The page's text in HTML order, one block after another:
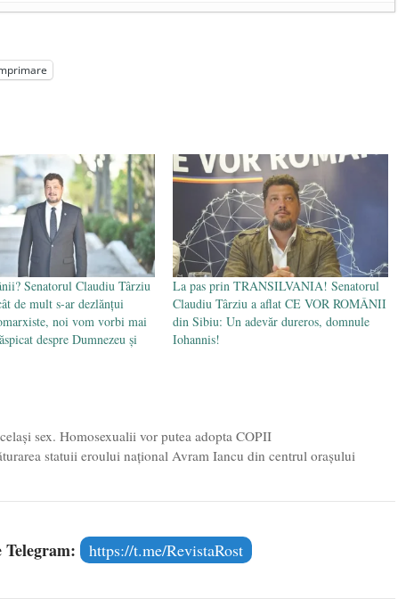
Ucrainei, Volodymyr Zelensky
2026
Octavian Goga, înlăturat din Iași
Senatorul Claudiu Târziu
de mult s-ar dezlănțui
noi vom vorbi mai
despre Dumnezeu și
La pas prin TRANSILVANIA! Senatorul
Claudiu Târziu a aflat CE VOR ROMÂNII
din Sibiu: Un adevăr dureros, domnule
Iohannis!
sex. Homosexualii vor putea adopta COPII
statuii eroului național Avram Iancu din centrul orașului
https://t.me/RevistaRost